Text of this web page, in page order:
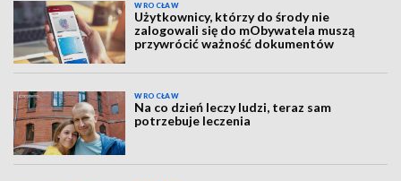
WROCŁAW
Użytkownicy, którzy do środy nie
zalogowali się do mObywatela muszą
przywrócić ważność dokumentów
WROCŁAW
Na co dzień leczy ludzi, teraz sam
potrzebuje leczenia